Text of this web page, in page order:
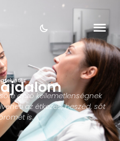
apró kellemetlenségnek
az étkezés, beszéd, sőt
is.